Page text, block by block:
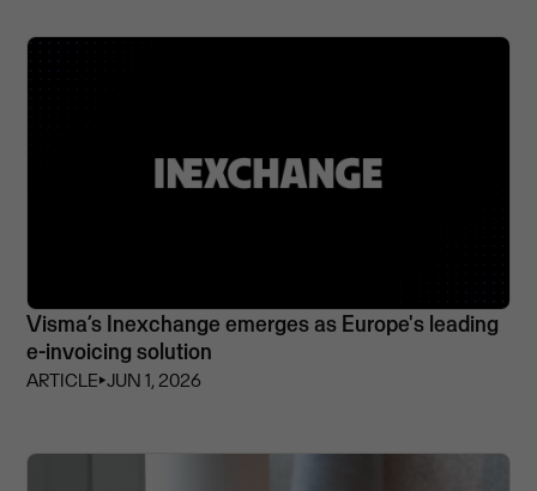
Visma’s Inexchange emerges as Europe's leading
e-invoicing solution
ARTICLE⏵JUN 1, 2026